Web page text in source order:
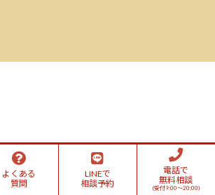
よくある
質問
LINEで
相談予約
電話で
無料相談
(受付9:00～20:00)